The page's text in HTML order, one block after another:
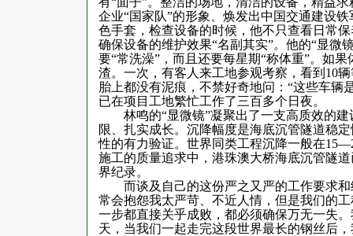
企业“国家队”的形象、焕发出中国交通建设
色手套，检查设备的时候，他不只查看日常
确保设备的维护效果“名副其实”。他的“显微
要“常洗澡”，而且还要每星期“称体重”。如
渣。一次，有客人来工地参观考察，看到 10辆
胎上都没有泥痕，不禁好奇地问：“这些车辆
已在项目工地繁忙工作了三百多个日夜。
林鸣的“显微镜”凝聚出了一支高质效的建
限、扎实成长。沉降幅度是海底沉管隧道稳
性的有力验证。世界同类工程沉降一般在15—
施工的质量追求中，港珠澳大桥海底沉管隧
界纪录。
而谈及自己的这份严之又严的工作要求和
常会抱怨我太严苛、不近人情，但是我们的
一步都直接关乎成败，都必须确保万无一失
天，当我们一起走完这段世界最长的钢丝后